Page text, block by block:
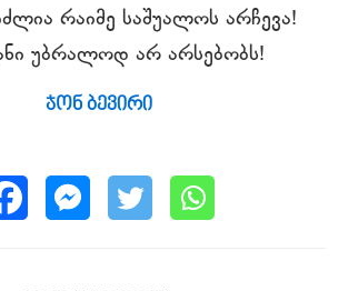
რაიმე საშუალოს არჩევა!
უბრალოდ არ არსებობს!
ჯონ ბევირი